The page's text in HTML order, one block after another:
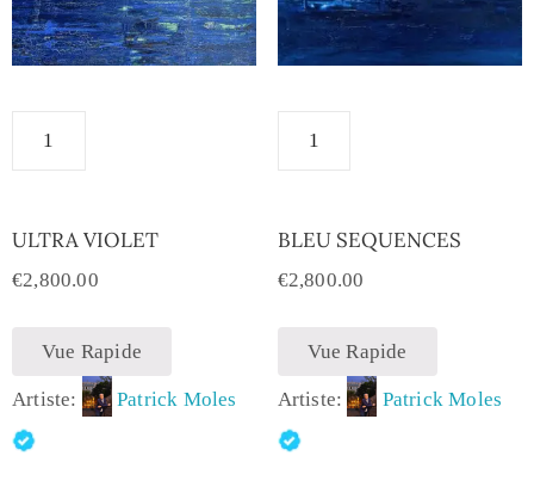
ULTRA VIOLET
€2,800.00
Vue Rapide
Artiste: Patrick Moles
BLEU SEQUENCES
€2,800.00
Vue Rapide
Artiste: Patrick Moles